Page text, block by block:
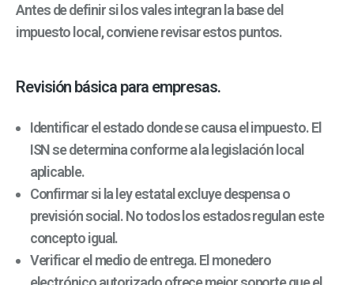
Antes de definir si los vales integran la base del
impuesto local, conviene revisar estos puntos.
Revisión básica para empresas.
Identificar el estado donde se causa el impuesto. El
ISN se determina conforme a la legislación local
aplicable.
Confirmar si la ley estatal excluye despensa o
previsión social. No todos los estados regulan este
concepto igual.
Verificar el medio de entrega. El monedero